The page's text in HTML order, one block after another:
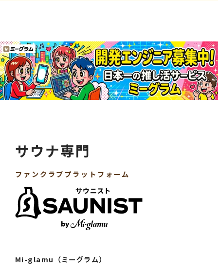
Mi-glamu（ミーグラム）